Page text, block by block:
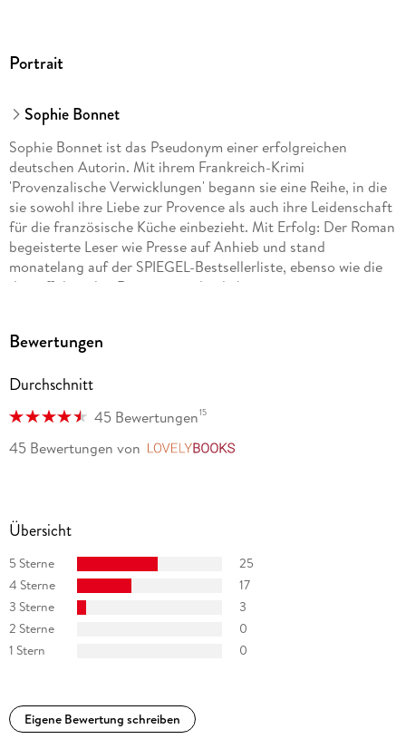
Portrait
Sophie Bonnet
Sophie Bonnet ist das Pseudonym einer erfolgreichen
deutschen Autorin. Mit ihrem Frankreich-Krimi
'Provenzalische Verwicklungen' begann sie eine Reihe, in die
sie sowohl ihre Liebe zur Provence als auch ihre Leidenschaft
für die französische Küche einbezieht. Mit Erfolg: Der Roman
begeisterte Leser wie Presse auf Anhieb und stand
monatelang auf der SPIEGEL-Bestsellerliste, ebenso wie die
darauffolgenden Romane um den liebenswerten
Bewertungen
Durchschnitt
45 Bewertungen15
45 Bewertungen von
Übersicht
5 Sterne
25
4 Sterne
17
3 Sterne
3
2 Sterne
0
1 Stern
0
Eigene Bewertung schreiben